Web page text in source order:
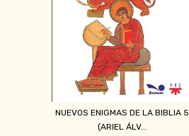
NUEVOS ENIGMAS DE LA BIBLIA 5
(ARIEL ÁLV...